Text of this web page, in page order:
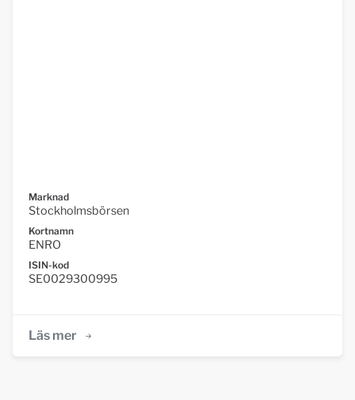
Marknad
Stockholmsbörsen
Kortnamn
ENRO
ISIN-kod
SE0029300995
Läs mer